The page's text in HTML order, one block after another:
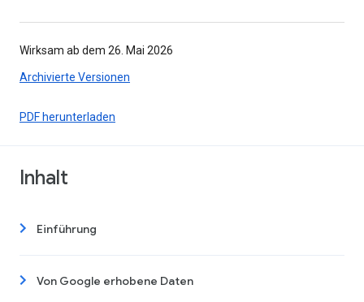
Wirksam ab dem 26. Mai 2026
Archivierte Versionen
PDF herunterladen
Inhalt
Einführung
Von Google erhobene Daten